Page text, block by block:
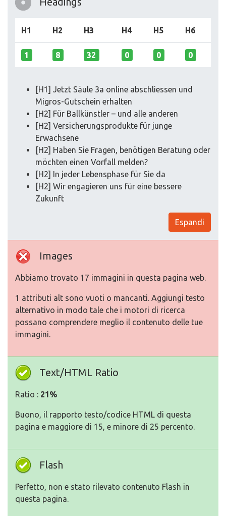
H1 H2 H3 H4 H5 H6
1 8 32 0 0 0
[H1] Jetzt Säule 3a online abschliessen und
Migros-Gutschein erhalten
[H2] Für Ballkünstler – und alle anderen
[H2] Versicherungsprodukte für junge
Erwachsene
[H2] Haben Sie Fragen, benötigen Beratung oder
möchten einen Vorfall melden?
[H2] In jeder Lebensphase für Sie da
[H2] Wir engagieren uns für eine bessere
Zukunft
Espandi
Images
Abbiamo trovato 17 immagini in questa pagina web.
1 attributi alt sono vuoti o mancanti. Aggiungi testo
alternativo in modo tale che i motori di ricerca
possano comprendere meglio il contenuto delle tue
immagini.
Text/HTML Ratio
Ratio : 21%
Buono, il rapporto testo/codice HTML di questa
pagina e maggiore di 15, e minore di 25 percento.
Flash
Perfetto, non e stato rilevato contenuto Flash in
questa pagina.